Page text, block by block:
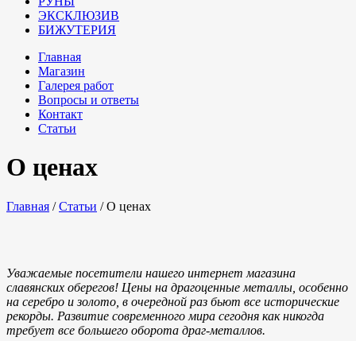
ЭКСКЛЮЗИВ
БИЖУТЕРИЯ
Главная
Магазин
Галерея работ
Вопросы и ответы
Контакт
Статьи
О ценах
Главная / Статьи / О ценах
Уважаемые посетители нашего интернет магазина
славянских оберегов! Цены на драгоценные металлы, особенно
на серебро и золото, в очередной раз бьют все исторические
рекорды. Развитие современного мира сегодня как никогда
требует все большего оборота драг-металлов.